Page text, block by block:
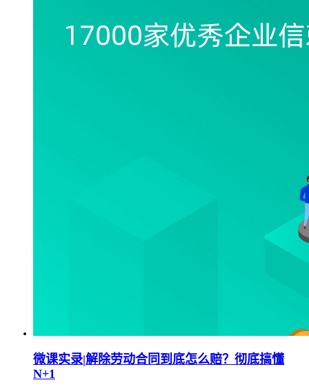
微课实录|解除劳动合同到底怎么赔？彻底搞懂
N+1